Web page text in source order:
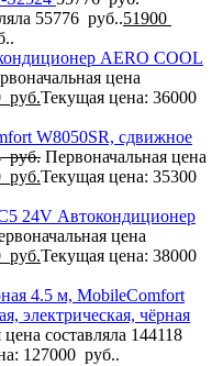
55776 руб..51900
AERO COOL
цена
руб.Текущая цена: 36000
W8050SR, сдвижное
руб. Первоначальная цена
руб.Текущая цена: 35300
Автокондиционер
цена
руб.Текущая цена: 38000
4.5 м, MobileComfort
электрическая, чёрная
составляла 144118
127000 руб..